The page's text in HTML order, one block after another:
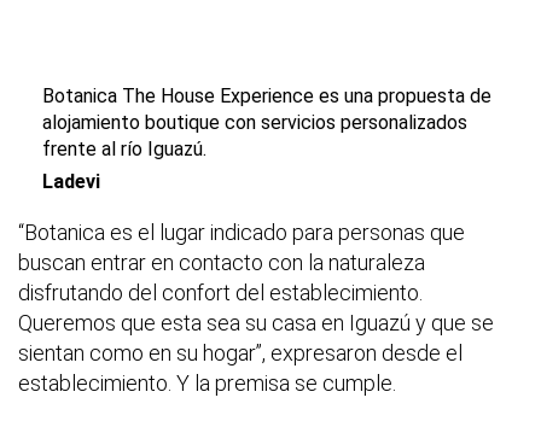
Botanica The House Experience es una propuesta de
alojamiento boutique con servicios personalizados
frente al río Iguazú.
Ladevi
“Botanica es el lugar indicado para personas que
buscan entrar en contacto con la naturaleza
disfrutando del confort del establecimiento.
Queremos que esta sea su casa en Iguazú y que se
sientan como en su hogar”, expresaron desde el
establecimiento. Y la premisa se cumple.